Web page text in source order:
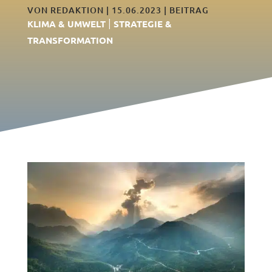
VON REDAKTION | 15.06.2023 | BEITRAG
KLIMA & UMWELT| STRATEGIE &
TRANSFORMATION